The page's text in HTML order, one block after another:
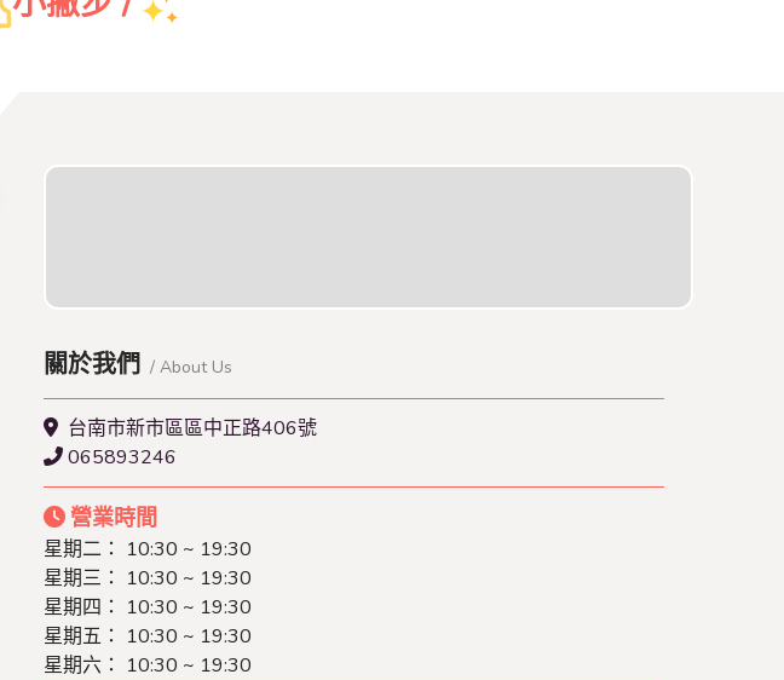
名單
關於我們 / About Us
台南市新市區區中正路406號
065893246
營業時間
星期二： 10:30 ~ 19:30
星期三： 10:30 ~ 19:30
星期四： 10:30 ~ 19:30
星期五： 10:30 ~ 19:30
星期六： 10:30 ~ 19:30